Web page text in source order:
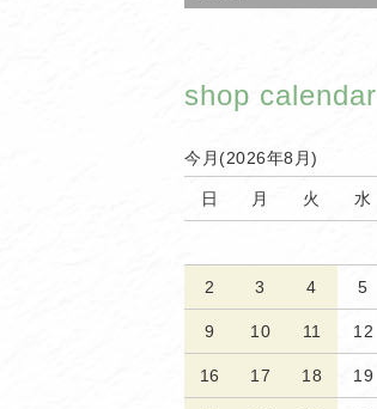
shop calendar
今月(2026年8月)
日 月 火 水
2 3 4 5
9 10 11 12
16 17 18 19